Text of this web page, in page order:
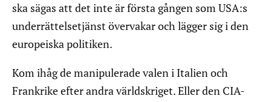
ska sägas att det inte är första gången som USA:s
underrättelsetjänst övervakar och lägger sig i den
europeiska politiken.
Kom ihåg de manipulerade valen i Italien och
Frankrike efter andra världskriget. Eller den CIA-